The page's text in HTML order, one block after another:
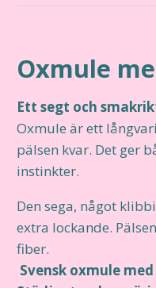
Oxmule
Ett segt och
Oxmule är ett
pälsen kvar. Det ger
instinkter.
Den sega, något
extra lockande.
fiber.
Svensk oxmule